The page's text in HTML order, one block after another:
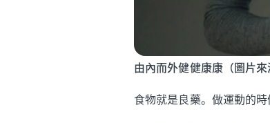
由內而外健健康康（圖片
食物就是良藥。做運動的